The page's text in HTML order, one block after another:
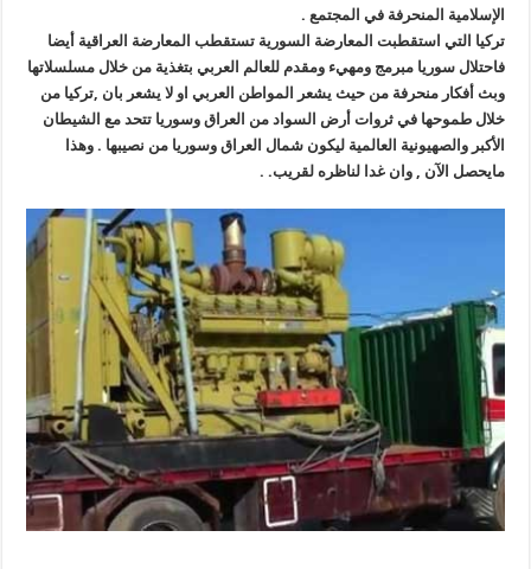
الإسلامية المنحرفة في المجتمع .
تركيا التي استقطبت المعارضة السورية تستقطب المعارضة العراقية أيضا
فاحتلال سوريا مبرمج ومهيء ومقدم للعالم العربي بتغذية من خلال مسلسلاتها
وبث أفكار منحرفة من حيث يشعر المواطن العربي او لا يشعر بان ,تركيا من
خلال طموحها في ثروات أرض السواد من العراق وسوريا تتحد مع الشيطان
الأكبر والصهيونية العالمية ليكون شمال العراق وسوريا من نصيبها . وهذا
مايحصل الآن , وان غدا لناظره لقريب. .